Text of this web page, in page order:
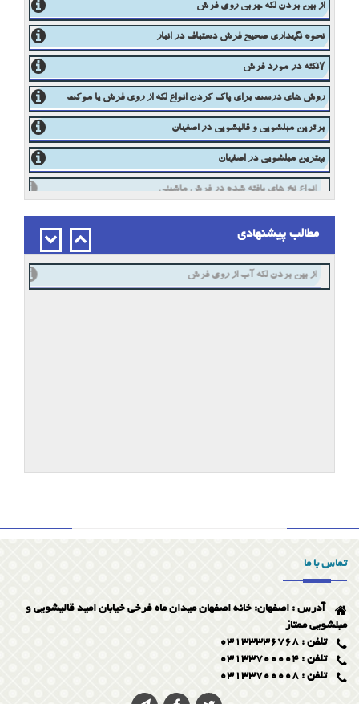
از بین بردن لکه چربی روی فرش
نحوه نگهداری صحیح فرش دستباف در انبار
7نکته در مورد فرش
روش های درست برای پاک کردن انواع لکه از روی فرش یا موکت
برترین مبلشویی و قالیشویی در اصفهان
بهترین مبلشویی در اصفهان
انواع نخ های بافته شده در فرش ماشینی
مطالب پیشنهادی
از بین بردن لکه آب از روی فرش
تماس با ما
آدرس : اصفهان: خانه اصفهان میدان ماه فرخی خیابان امید قالیشویی و
مبلشویی ممتاز
تلفن : 03133336768
تلفن : 03133700004
تلفن : 03133700008